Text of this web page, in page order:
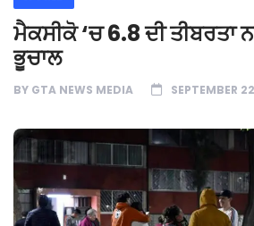
ਮੈਕਸੀਕੋ ‘ਚ 6.8 ਦੀ
ਭੂਚਾਲ
BY GTA NEWS MEDIA SEPTEMBER